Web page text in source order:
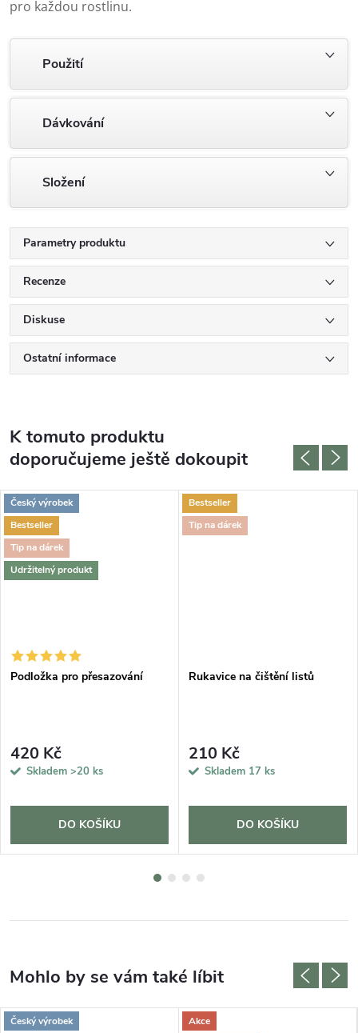
pro každou rostlinu.
Použití
Dávkování
Složení
Parametry produktu
Recenze
Diskuse
Ostatní informace
K tomuto produktu
doporučujeme ještě dokoupit
Český výrobek
Bestseller
Tip na dárek
Udržitelný produkt
Podložka pro přesazování
420 Kč
Skladem >20 ks
DO KOŠÍKU
Bestseller
Tip na dárek
Rukavice na čištění listů
210 Kč
Skladem 17 ks
DO KOŠÍKU
Český výrobek
Akce